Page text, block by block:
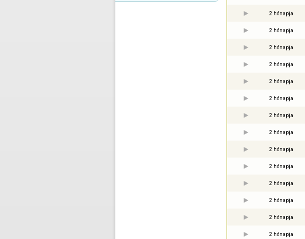
2 hónapja
2 hónapja
2 hónapja
2 hónapja
2 hónapja
2 hónapja
2 hónapja
2 hónapja
2 hónapja
2 hónapja
2 hónapja
2 hónapja
2 hónapja
2 hónapja